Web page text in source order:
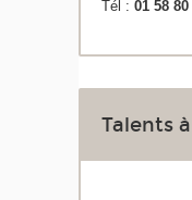
Tél :01 58
Talents